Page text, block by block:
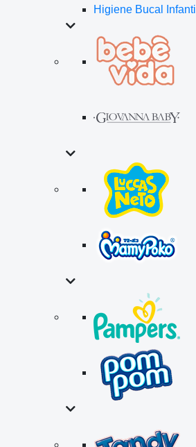
Higiene Bucal Infantil